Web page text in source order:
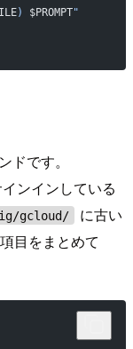
) $PROMPT"
ドです。
ンインしている
gcloud/
に古い
目をまとめて